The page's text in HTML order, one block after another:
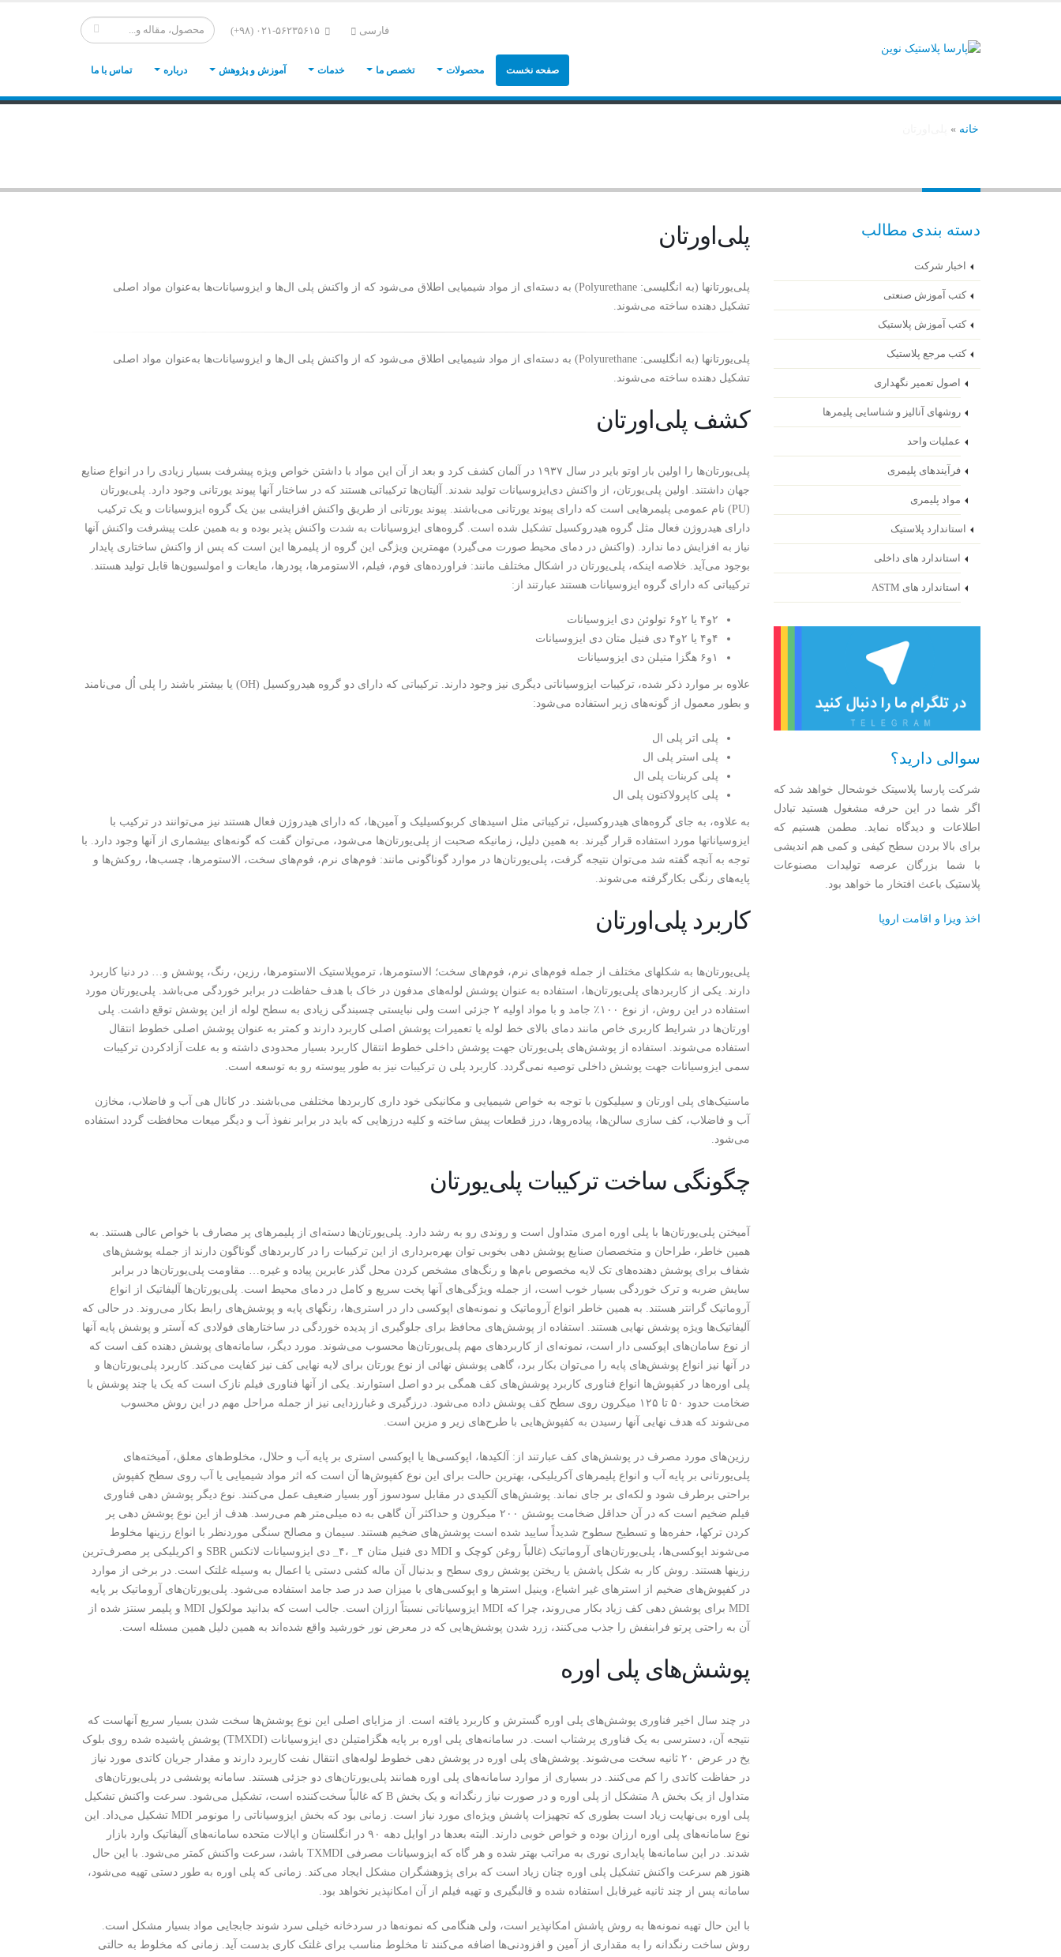
فارسی
صفحه نخست محصولات تخصص ما خدمات آموزش و پژوهش درباره تماس با ما
خانه »
دسته بندی مطالب
اخبار شرکت
کتب آموزش صنعتی
کتب آموزش پلاستیک
کتب مرجع پلاستیک
اصول تعمیر نگهداری
روشهای آنالیز و شناسایی پلیمرها
عملیات واحد
فرآیندهای پلیمری
مواد پلیمری
استاندارد پلاستیک
استاندارد های داخلی
استاندارد های ASTM
سوالی دارید؟
شرکت پارسا پلاسیتک خوشحال خواهد شد که
اگر شما در این حرفه مشغول هستید تبادل
اطلاعات و دیدگاه نماید. مطمن هستیم که
برای بالا بردن سطح کیفی و کمی هم اندیشی
با شما بزرگان عرصه تولیدات مصنوعات
پلاستیک باعث افتخار ما خواهد بود.
اخذ ویزا و اقامت اروپا
پلی‌اورتان
پلی‌یورتانها (به انگلیسی: Polyurethane) به دسته‌ای از مواد شیمیایی اطلاق می‌شود که از واکنش پلی ال‌ها و ایزوسیانات‌ها به‌عنوان مواد اصلی
تشکیل دهنده ساخته می‌شوند.
پلی‌یورتانها (به انگلیسی: Polyurethane) به دسته‌ای از مواد شیمیایی اطلاق می‌شود که از واکنش پلی ال‌ها و ایزوسیانات‌ها به‌عنوان مواد اصلی
تشکیل دهنده ساخته می‌شوند.
کشف پلی‌اورتان
پلی‌یورتان‌ها را اولین بار اوتو بایر در سال ۱۹۳۷ در آلمان کشف کرد و بعد از آن این مواد با داشتن خواص ویژه پیشرفت بسیار زیادی را در انواع صنایع
جهان داشتند. اولین پلی‌یورتان، از واکنش دی‌ایزوسیانات تولید شدند. آلیتان‌ها ترکیباتی هستند که در ساختار آنها پیوند یورتانی وجود دارد. پلی‌یورتان
(PU) نام عمومی پلیمرهایی است که دارای پیوند یورتانی می‌باشند. پیوند یورتانی از طریق واکنش افزایشی بین یک گروه ایزوسیانات و یک ترکیب
دارای هیدروژن فعال مثل گروه هیدروکسیل تشکیل شده است. گروه‌های ایزوسیانات به شدت واکنش پذیر بوده و به همین علت پیشرفت واکنش آنها
نیاز به افزایش دما ندارد. (واکنش در دمای محیط صورت می‌گیرد) مهمترین ویژگی این گروه از پلیمرها این است که پس از واکنش ساختاری پایدار
بوجود می‌آید. خلاصه اینکه، پلی‌یورتان در اشکال مختلف مانند: فراورده‌های فوم، فیلم، الاستومرها، پودرها، مایعات و امولسیون‌ها قابل تولید هستند.
ترکیباتی که دارای گروه ایزوسیانات هستند عبارتند از:
۲و۴ یا ۲و۶ تولوئن دی ایزوسیانات
۴و۴ یا ۲و۴ دی فنیل متان دی ایزوسیانات
۱و۶ هگزا متیلن دی ایزوسیانات
علاوه بر موارد ذکر شده، ترکیبات ایزوسیاناتی دیگری نیز وجود دارند. ترکیباتی که دارای دو گروه هیدروکسیل (OH) یا بیشتر باشند را پلی اُل می‌نامند
و بطور معمول از گونه‌های زیر استفاده می‌شود:
پلی اتر پلی ال
پلی استر پلی ال
پلی کربنات پلی ال
پلی کاپرولاکتون پلی ال
به علاوه، به جای گروه‌های هیدروکسیل، ترکیباتی مثل اسیدهای کربوکسیلیک و آمین‌ها، که دارای هیدروژن فعال هستند نیز می‌توانند در ترکیب با
ایزوسیاناتها مورد استفاده قرار گیرند. به همین دلیل، زمانیکه صحبت از پلی‌یورتان‌ها می‌شود، می‌توان گفت که گونه‌های بیشماری از آنها وجود دارد. با
توجه به آنچه گفته شد می‌توان نتیجه گرفت، پلی‌یورتان‌ها در موارد گوناگونی مانند: فوم‌های نرم، فوم‌های سخت، الاستومرها، چسب‌ها، روکش‌ها و
پایه‌های رنگی بکارگرفته می‌شوند.
کاربرد پلی‌اورتان
پلی‌یورتان‌ها به شکلهای مختلف از جمله فوم‌های نرم، فوم‌های سخت؛ الاستومرها، ترموپلاستیک الاستومرها، رزین، رنگ، پوشش و… در دنیا کاربرد
دارند. یکی از کاربردهای پلی‌یورتان‌ها، استفاده به عنوان پوشش لوله‌های مدفون در خاک با هدف حفاظت در برابر خوردگی می‌باشد. پلی‌یورتان مورد
استفاده در این روش، از نوع ۱۰۰٪ جامد و با مواد اولیه ۲ جزئی است ولی نبایستی چسبندگی زیادی به سطح لوله از این پوشش توقع داشت. پلی
اورتان‌ها در شرایط کاربری خاص مانند دمای بالای خط لوله یا تعمیرات پوشش اصلی کاربرد دارند و کمتر به عنوان پوشش اصلی خطوط انتقال
استفاده می‌شوند. استفاده از پوشش‌های پلی‌یورتان جهت پوشش داخلی خطوط انتقال کاربرد بسیار محدودی داشته و به علت آزادکردن ترکیبات
سمی ایزوسیانات جهت پوشش داخلی توصیه نمی‌گردد. کاربرد پلی ن ترکیبات نیز به طور پیوسته رو به توسعه است.
ماستیک‌های پلی اورتان و سیلیکون با توجه به خواص شیمیایی و مکانیکی خود داری کاربردها مختلفی می‌باشند. در کانال هی آب و فاضلاب، مخازن
آب و فاضلاب، کف سازی سالن‌ها، پیاده‌روها، درز قطعات پیش ساخته و کلیه درزهایی که باید در برابر نفوذ آب و دیگر میعات محافظت گردد استفاده
می‌شود.
چگونگی ساخت ترکیبات پلی‌یورتان
آمیختن پلی‌یورتان‌ها با پلی اوره امری متداول است و روندی رو به رشد دارد. پلی‌یورتان‌ها دسته‌ای از پلیمرهای پر مصارف با خواص عالی هستند. به
همین خاطر، طراحان و متخصصان صنایع پوشش دهی بخوبی توان بهره‌برداری از این ترکیبات را در کاربردهای گوناگون دارند از جمله پوشش‌های
شفاف برای پوشش دهنده‌های تک لایه مخصوص بام‌ها و رنگ‌های مشخص کردن محل گذر عابرین پیاده و غیره… مقاومت پلی‌یورتان‌ها در برابر
سایش ضربه و ترک خوردگی بسیار خوب است، از جمله ویژگی‌های آنها پخت سریع و کامل در دمای محیط است. پلی‌یورتان‌ها آلیفاتیک از انواع
آروماتیک گرانتر هستند. به همین خاطر انواع آروماتیک و نمونه‌های اپوکسی دار در استری‌ها، رنگهای پایه و پوشش‌های رابط بکار می‌روند. در حالی که
آلیفاتیک‌ها ویژه پوشش نهایی هستند. استفاده از پوشش‌های محافظ برای جلوگیری از پدیده خوردگی در ساختارهای فولادی که آستر و پوشش پایه آنها
از نوع سامان‌های اپوکسی دار است، نمونه‌ای از کاربردهای مهم پلی‌یورتان‌ها محسوب می‌شوند. مورد دیگر، سامانه‌های پوشش دهنده کف است که
در آنها نیز انواع پوشش‌های پایه را می‌توان بکار برد، گاهی پوشش نهائی از نوع یورتان برای لایه نهایی کف نیز کفایت می‌کند. کاربرد پلی‌یورتان‌ها و
پلی اوره‌ها در کفپوش‌ها انواع فناوری کاربرد پوشش‌های کف همگی بر دو اصل استوارند. یکی از آنها فناوری فیلم نازک است که یک یا چند پوشش با
ضخامت حدود ۵۰ تا ۱۲۵ میکرون روی سطح کف پوشش داده می‌شود. درزگیری و غبارزدایی نیز از جمله مراحل مهم در این روش محسوب
می‌شوند که هدف نهایی آنها رسیدن به کفپوش‌هایی با طرح‌های زیر و مزین است.
رزین‌های مورد مصرف در پوشش‌های کف عبارتند از: آلکیدها، اپوکسی‌ها یا اپوکسی استری بر پایه آب و حلال، مخلوط‌های معلق، آمیخته‌های
پلی‌یورتانی بر پایه آب و انواع پلیمرهای آکریلیکی، بهترین حالت برای این نوع کفپوش‌ها آن است که اثر مواد شیمیایی یا آب روی سطح کفپوش
براحتی برطرف شود و لکه‌ای بر جای نماند. پوشش‌های آلکیدی در مقابل سودسوز آور بسیار ضعیف عمل می‌کنند. نوع دیگر پوشش دهی فناوری
فیلم ضخیم است که در آن حداقل ضخامت پوشش ۲۰۰ میکرون و حداکثر آن گاهی به ده میلی‌متر هم می‌رسد. هدف از این نوع پوشش دهی پر
کردن ترکها، حفره‌ها و تسطیح سطوح شدیداً سایید شده است پوشش‌های ضخیم هستند. سیمان و مصالح سنگی موردنظر با انواع رزینها مخلوط
می‌شوند اپوکسی‌ها، پلی‌یورتان‌های آروماتیک (غالباً روغن کوچک و MDI دی فنیل متان ۴_ ،۴_ دی ایزوسیانات لاتکس SBR و اکریلیکی پر مصرف‌ترین
رزینها هستند. روش کار به شکل پاشش یا ریختن پوشش روی سطح و بدنبال آن ماله کشی دستی یا اعمال به وسیله غلتک است. در برخی از موارد
در کفپوش‌های ضخیم از استرهای غیر اشباع، وینیل استرها و اپوکسی‌های با میزان صد در صد جامد استفاده می‌شود. پلی‌یورتان‌های آروماتیک بر پایه
MDI برای پوشش دهی کف زیاد بکار می‌روند، چرا که MDI ایزوسیاناتی نسبتاً ارزان است. جالب است که بدانید مولکول MDI و پلیمر سنتز شده از
آن به راحتی پرتو فرابنفش را جذب می‌کنند، زرد شدن پوشش‌هایی که در معرض نور خورشید واقع شده‌اند به همین دلیل همین مسئله است.
پوشش‌های پلی اوره
در چند سال اخیر فناوری پوشش‌های پلی اوره گسترش و کاربرد یافته است. از مزایای اصلی این نوع پوشش‌ها سخت شدن بسیار سریع آنهاست که
نتیجه آن، دسترسی به یک فناوری پرشتاب است. در سامانه‌های پلی اوره بر پایه هگزامتیلن دی ایزوسیانات (TMXDI) پوشش پاشیده شده روی بلوک
یخ در عرض ۲۰ ثانیه سخت می‌شوند. پوشش‌های پلی اوره در پوشش دهی خطوط لوله‌های انتقال نفت کاربرد دارند و مقدار جریان کاتدی مورد نیاز
در حفاظت کاتدی را کم می‌کنند. در بسیاری از موارد سامانه‌های پلی اوره همانند پلی‌یورتان‌های دو جزئی هستند. سامانه پوششی در پلی‌یورتان‌های
متداول از یک بخش A متشکل از پلی اوره و در صورت نیاز رنگدانه و یک بخش B که غالباً سخت‌کننده است، تشکیل می‌شود. سرعت واکنش تشکیل
پلی اوره بی‌نهایت زیاد است بطوری که تجهیزات پاشش ویژه‌ای مورد نیاز است. زمانی بود که بخش ایزوسیاناتی را مونومر MDI تشکیل می‌داد. این
نوع سامانه‌های پلی اوره ارزان بوده و خواص خوبی دارند. البته بعدها در اوایل دهه ۹۰ در انگلستان و ایالات متحده سامانه‌های آلیفاتیک وارد بازار
شدند. در این سامانه‌ها پایداری نوری به مراتب بهتر شده و هر گاه که ایزوسیانات مصرفی TXMDI باشد، سرعت واکنش کمتر می‌شود. با این حال
هنوز هم سرعت واکنش تشکیل پلی اوره چنان زیاد است که برای پژوهشگران مشکل ایجاد می‌کند. زمانی که پلی اوره به طور دستی تهیه می‌شود،
سامانه پس از چند ثانیه غیرقابل استفاده شده و قالبگیری و تهیه فیلم از آن امکانپذیر نخواهد بود.
با این حال تهیه نمونه‌ها به روش پاشش امکانپذیر است، ولی هنگامی که نمونه‌ها در سردخانه خیلی سرد شوند جابجایی مواد بسیار مشکل است.
روش ساخت رنگدانه را به مقداری از آمین و افزودنی‌ها اضافه می‌کنند تا مخلوط مناسب برای غلتک کاری بدست آید. زمانی که مخلوط به حالتی